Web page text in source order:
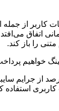
از جمله
اتفاق
را باز کند.
خواهیم
ترفند امروزه معمولا